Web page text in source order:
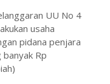
UU No 4
usaha
pidana penjara
Rp